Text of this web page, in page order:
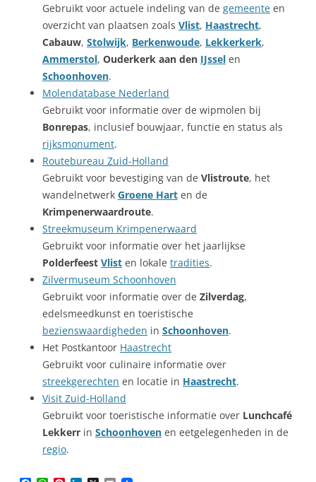
Gebruikt voor actuele indeling van de gemeente en
overzicht van plaatsen zoals Vlist, Haastrecht,
Cabauw, Stolwijk, Berkenwoude, Lekkerkerk,
Ammerstol, Ouderkerk aan den IJssel en
Schoonhoven.
Molendatabase Nederland
Gebruikt voor informatie over de wipmolen bij
Bonrepas, inclusief bouwjaar, functie en status als
rijksmonument.
Routebureau Zuid-Holland
Gebruikt voor bevestiging van de Vlistroute, het
wandelnetwerk Groene Hart en de
Krimpenerwaardroute.
Streekmuseum Krimpenerwaard
Gebruikt voor informatie over het jaarlijkse
Polderfeest Vlist en lokale tradities.
Zilvermuseum Schoonhoven
Gebruikt voor informatie over de Zilverdag,
edelsmeedkunst en toeristische
bezienswaardigheden in Schoonhoven.
Het Postkantoor Haastrecht
Gebruikt voor culinaire informatie over
streekgerechten en locatie in Haastrecht.
Visit Zuid-Holland
Gebruikt voor toeristische informatie over Lunchcafé
Lekkerr in Schoonhoven en eetgelegenheden in de
regio.